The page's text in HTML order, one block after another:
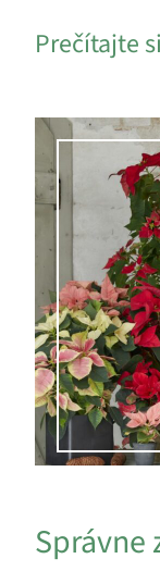
Prečítajte
Správne